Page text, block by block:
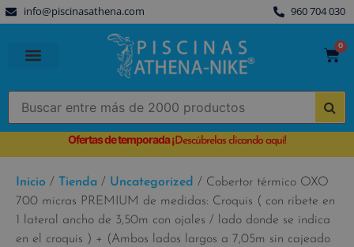
info@piscinasathena.com 960 704 030
0
Ofertas de temporada¡Descúbrelas clicando aquí!
Inicio / Tienda / Uncategorized / Cobertor térmico OXO
700 micras PREMIUM de medidas: Croquis ( con ribete en
1 lateral ancho de 3,50m con ojales / lado donde se indica
en el croquis ) + (Ambos lados largos a 7,05m sin cajeado